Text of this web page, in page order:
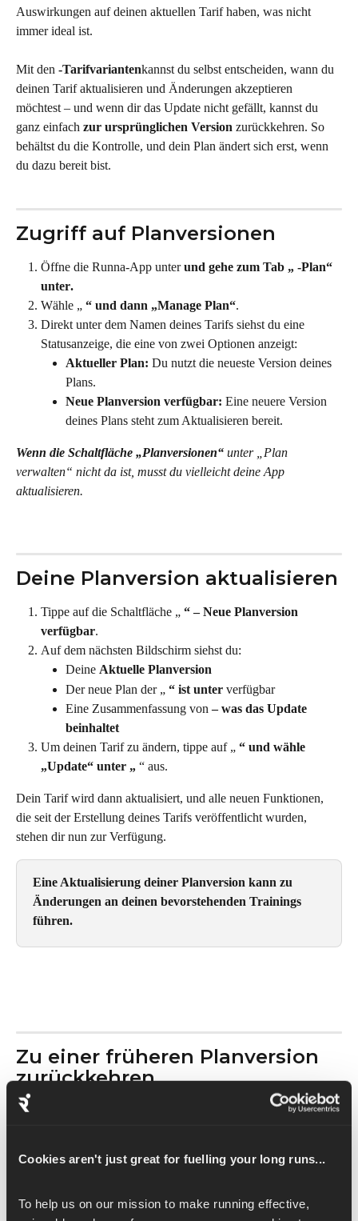
Cookies aren't just great for fuelling your long runs...
To help us on our mission to make running effective,
Auswirkungen auf deinen aktuellen Tarif haben, was nicht
immer ideal ist.
Mit den -Tarifvariantenkannst du selbst entscheiden, wann du
deinen Tarif aktualisieren und Änderungen akzeptieren
möchtest – und wenn dir das Update nicht gefällt, kannst du
ganz einfach zur ursprünglichen Version zurückkehren. So
behältst du die Kontrolle, und dein Plan ändert sich erst, wenn
du dazu bereit bist.
Zugriff auf Planversionen
Öffne die Runna-App unter und gehe zum Tab „ -Plan“
unter.
Wähle „ “ und dann „Manage Plan“.
Direkt unter dem Namen deines Tarifs siehst du eine
Statusanzeige, die eine von zwei Optionen anzeigt:
Aktueller Plan: Du nutzt die neueste Version deines
Plans.
Neue Planversion verfügbar: Eine neuere Version
deines Plans steht zum Aktualisieren bereit.
Wenn die Schaltfläche „Planversionen“ unter „Plan
verwalten“ nicht da ist, musst du vielleicht deine App
aktualisieren.
Deine Planversion aktualisieren
Tippe auf die Schaltfläche „ “ – Neue Planversion
verfügbar.
Auf dem nächsten Bildschirm siehst du:
Deine Aktuelle Planversion
Der neue Plan der „ “ ist unter verfügbar
Eine Zusammenfassung von – was das Update
beinhaltet
Um deinen Tarif zu ändern, tippe auf „ “ und wähle
„Update“ unter „ “ aus.
Dein Tarif wird dann aktualisiert, und alle neuen Funktionen,
die seit der Erstellung deines Tarifs veröffentlicht wurden,
stehen dir nun zur Verfügung.
Eine Aktualisierung deiner Planversion kann zu
Änderungen an deinen bevorstehenden Trainings
führen.
Zu einer früheren Planversion
zurückkehren
“ unter „Manage Plan“ unter dem
zu einer früheren Version zurückkehren, wenn du deinen